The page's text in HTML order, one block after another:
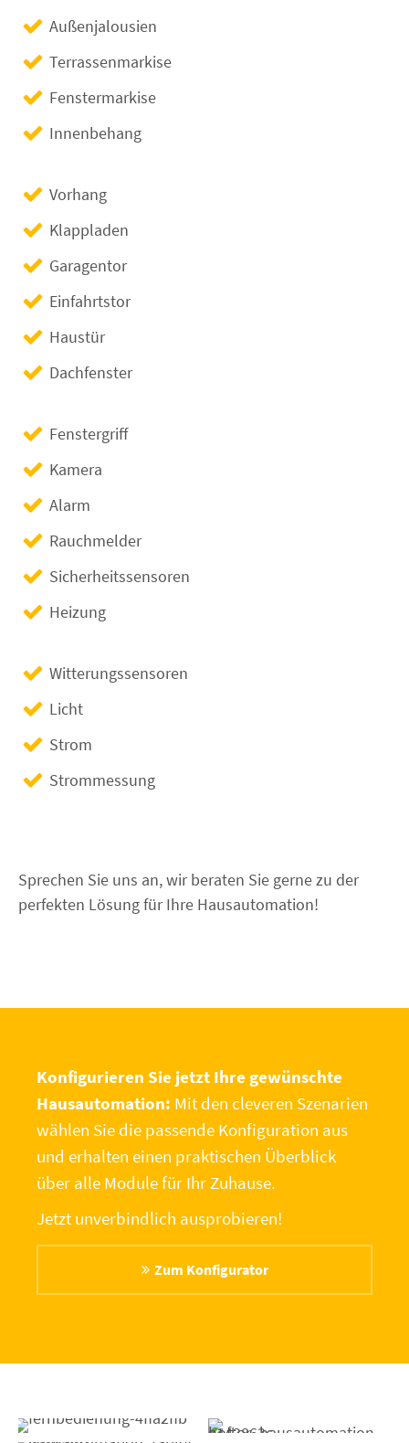
Außenjalousien
Terrassenmarkise
Fenstermarkise
Innenbehang
Vorhang
Klappladen
Garagentor
Einfahrtstor
Haustür
Dachfenster
Fenstergriff
Kamera
Alarm
Rauchmelder
Sicherheitssensoren
Heizung
Witterungssensoren
Licht
Strom
Strommessung
Sprechen Sie uns an, wir beraten Sie gerne zu der
perfekten Lösung für Ihre Hausautomation!
Konfigurieren Sie jetzt Ihre gewünschte
Hausautomation: Mit den cleveren Szenarien
wählen Sie die passende Konfiguration aus
und erhalten einen praktischen Überblick
über alle Module für Ihr Zuhause.
Jetzt unverbindlich ausprobieren!
Zum Konfigurator